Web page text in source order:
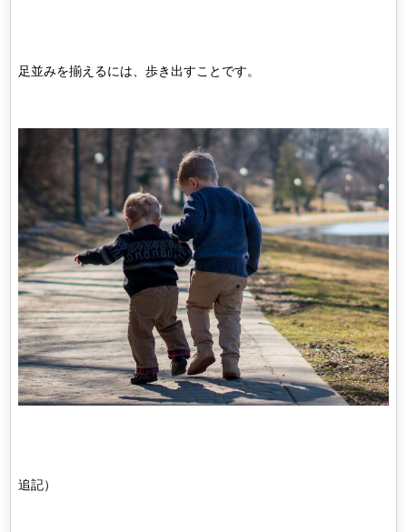
足並みを揃えるには、歩き出すことです。
追記）